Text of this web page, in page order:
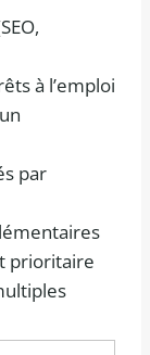
à l’emploi
par
prioritaire